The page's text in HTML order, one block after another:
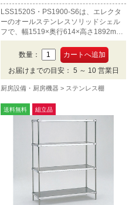
LSS1520S・PS1900-S6は、エレクタ
ーのオールステンレスソリッドシェル
フで、幅1519×奥行614×高さ1892mm
の6段です。
数量：
お届けまでの目安： 5 ～ 10 営業日
厨房設備・厨房機器 ステンレス棚
送料無料 組立品